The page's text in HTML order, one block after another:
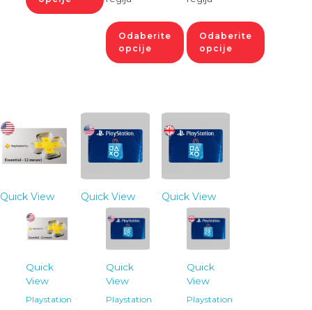
Odaberite
opcije
Odaberite
opcije
Quick View
Quick
View
Playstation
Quick View
Quick
View
Playstation
Quick View
Quick
View
Playstation